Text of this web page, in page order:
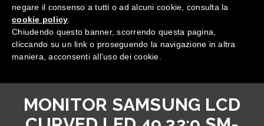
Tutte le categorie
MONITOR SAMSUNG LCD
negare il consenso a tutti o ad alcuni cookie, consulta la
cookie policy
Chiudendo questo banner, scorrendo questa pagina,
cliccando su un link o proseguendo la navigazione in altra
maniera, acconsenti all’uso dei cookie.